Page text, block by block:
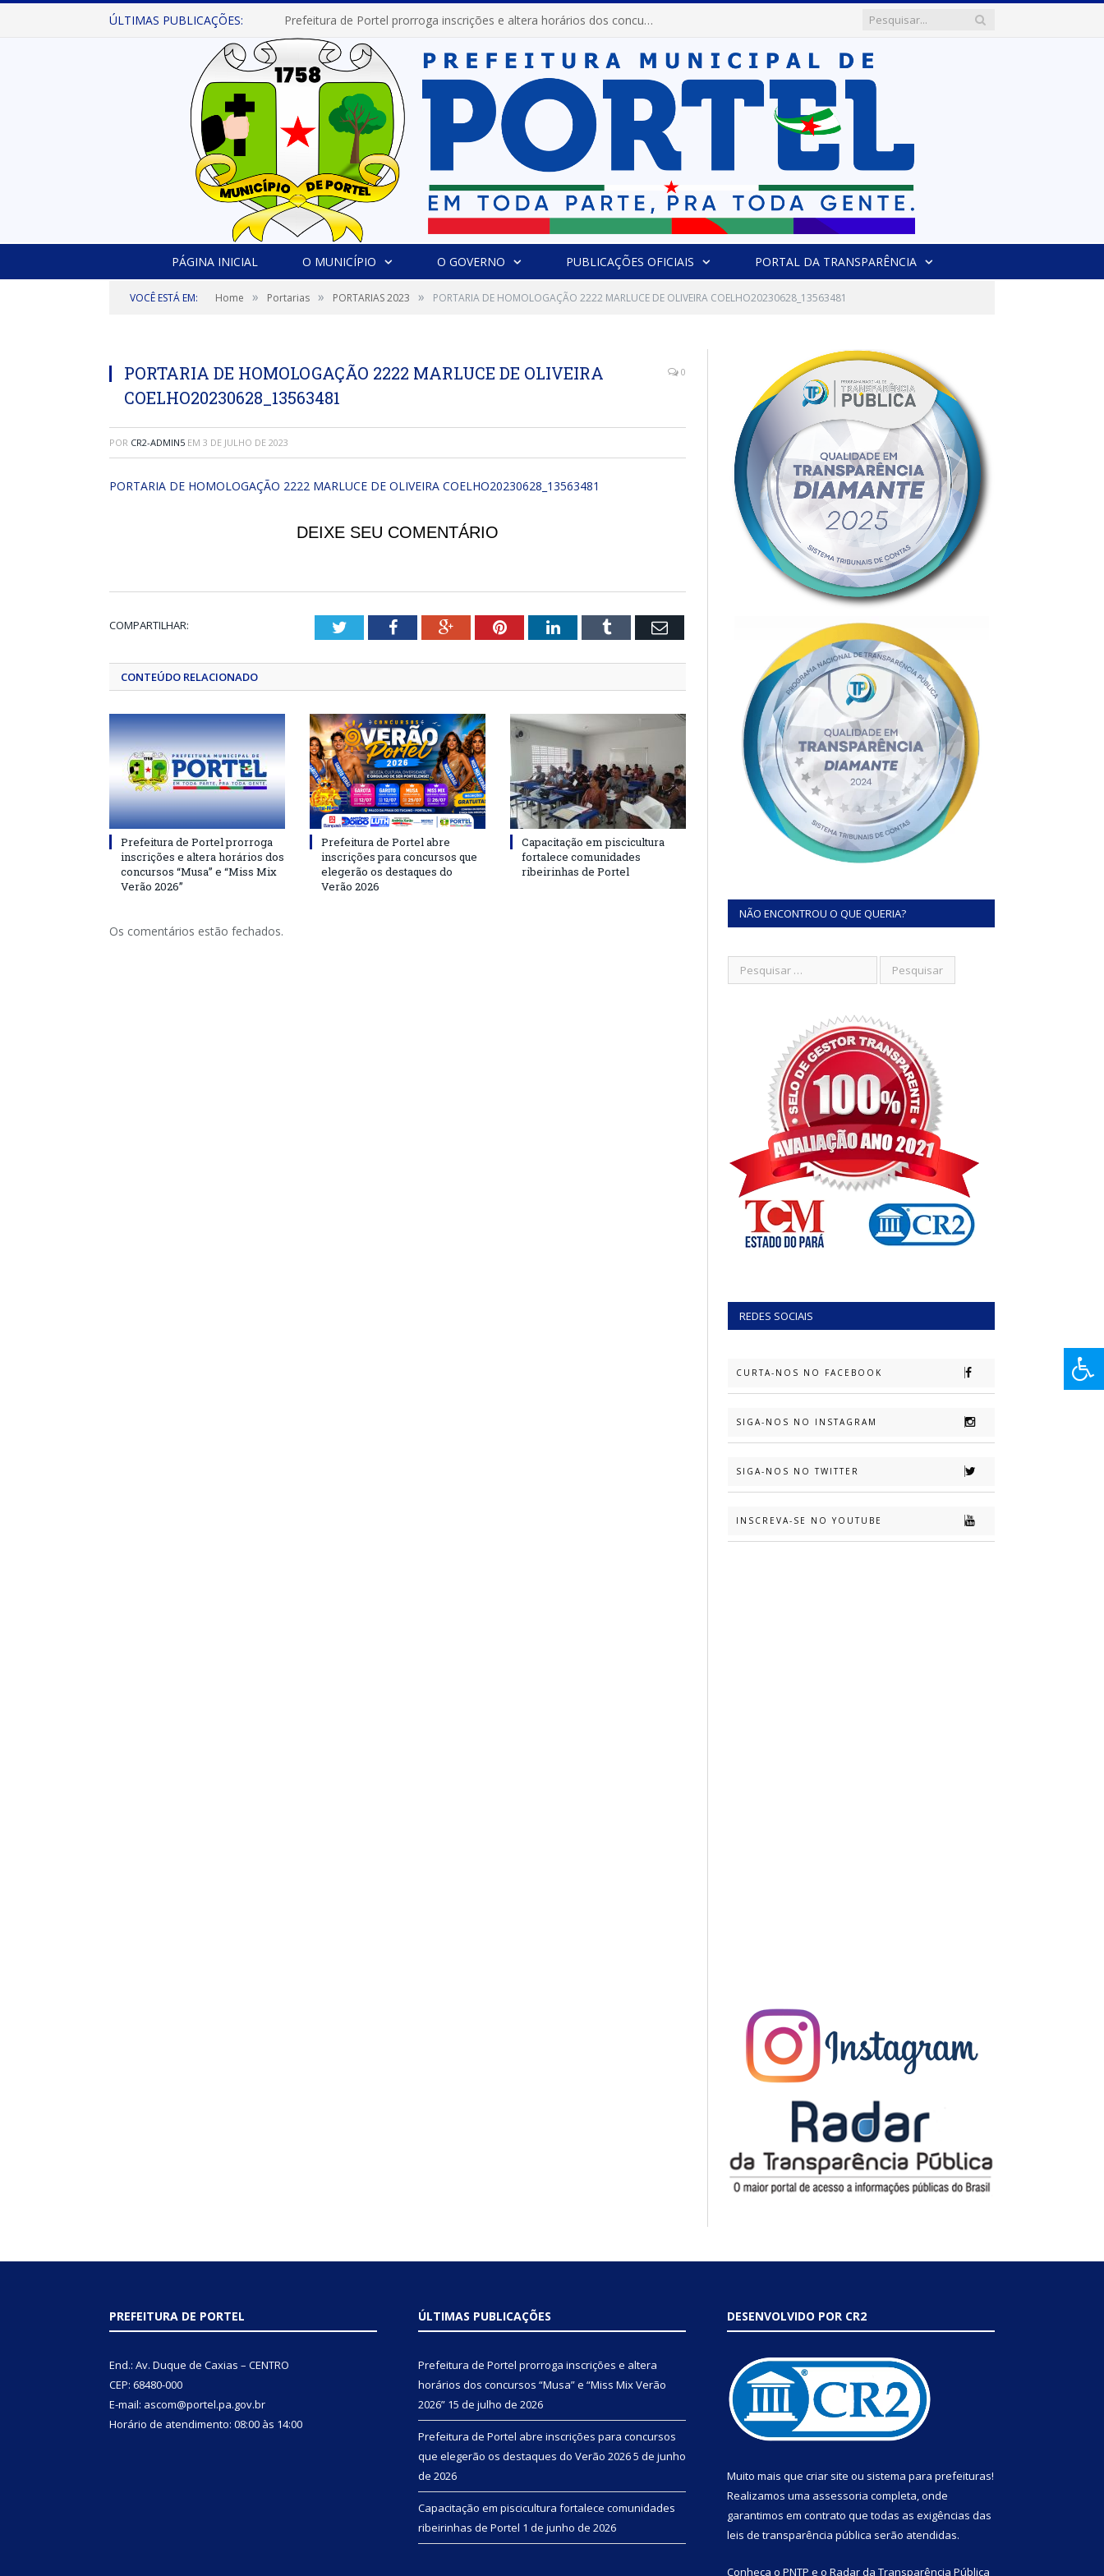
ÚLTIMAS PUBLICAÇÕES: Prefeitura de Portel prorroga inscrições e altera horários dos concursos “Musa” e “Miss Mix Verão 2026”
PÁGINA INICIAL O MUNICÍPIO O GOVERNO PUBLICAÇÕES OFICIAIS PORTAL DA TRANSPARÊNCIA
VOCÊ ESTÁ EM: Home » Portarias » PORTARIAS 2023 » PORTARIA DE HOMOLOGAÇÃO 2222 MARLUCE DE OLIVEIRA COELHO20230628_13563481
PORTARIA DE HOMOLOGAÇÃO 2222 MARLUCE DE OLIVEIRA
COELHO20230628_13563481
0
POR CR2-ADMIN5 EM 3 DE JULHO DE 2023
PORTARIA DE HOMOLOGAÇÃO 2222 MARLUCE DE OLIVEIRA COELHO20230628_13563481
DEIXE SEU COMENTÁRIO
COMPARTILHAR: TwitterFacebookGoogle+PinterestLinkedInTumblr Email
CONTEÚDO RELACIONADO
Prefeitura de Portel prorroga
inscrições e altera horários dos
concursos “Musa” e “Miss Mix
Verão 2026”
Prefeitura de Portel abre
inscrições para concursos que
elegerão os destaques do
Verão 2026
Capacitação em piscicultura
fortalece comunidades
ribeirinhas de Portel
Os comentários estão fechados.
NÃO ENCONTROU O QUE QUERIA?
REDES SOCIAIS
CURTA-NOS NO FACEBOOK
SIGA-NOS NO INSTAGRAM
SIGA-NOS NO TWITTER
INSCREVA-SE NO YOUTUBE
PREFEITURA DE PORTEL
End.: Av. Duque de Caxias – CENTRO
CEP: 68480-000
E-mail: ascom@portel.pa.gov.br
Horário de atendimento: 08:00 às 14:00
ÚLTIMAS PUBLICAÇÕES
Prefeitura de Portel prorroga inscrições e altera
horários dos concursos “Musa” e “Miss Mix Verão
2026” 15 de julho de 2026
Prefeitura de Portel abre inscrições para concursos
que elegerão os destaques do Verão 20265 de junho
de 2026
Capacitação em piscicultura fortalece comunidades
ribeirinhas de Portel 1 de junho de 2026
DESENVOLVIDO POR CR2
Muito mais que criar site ou sistema para prefeituras!
Realizamos uma assessoria completa, onde
garantimos em contrato que todas as exigências das
leis de transparência pública serão atendidas.
Conheça o PNTP e o Radar da Transparência Pública